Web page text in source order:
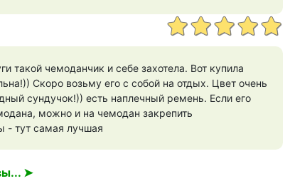
такой чемоданчик и себе захотела. Вот купила
Скоро возьму его с собой на отдых. Цвет очень
сундучок!)) есть наплечный ремень. Если его
можно и на чемодан закрепить
- тут самая лучшая
➤